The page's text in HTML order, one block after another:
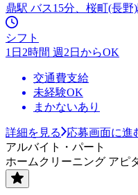
鼎駅 バス15分、桜町(長
シフト
1日2時間 週2日からOK
交通費支給
未経験OK
まかないあり
詳細を見る
応募画面に進
アルバイト・パート
ホームクリーニング アピ